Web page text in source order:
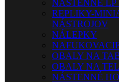
NÁSTENNÉ
REPLIKY-
NÁSTROJOV
NÁLEPKY
OBALY NA
OBALY NA
NÁSTENNÉ